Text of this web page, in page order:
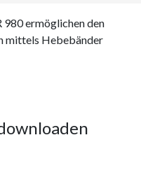
980 ermöglichen den
mittels Hebebänder